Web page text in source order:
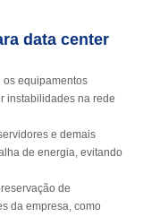
data center
os equipamentos
instabilidades na rede
e demais
de energia, evitando
de
da empresa, como